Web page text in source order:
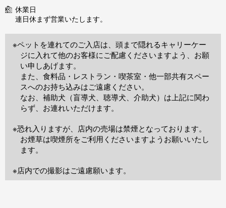
休業日
連日休まず営業いたします。
※ペットを連れてのご入店は、頭まで隠れるキャリーケー
ジに入れて他のお客様にご配慮くださいますよう、お願
い申しあげます。
また、食料品・レストラン・喫茶室・他一部共有スペー
スへのお持ち込みはご遠慮ください。
なお、補助犬（盲導犬、聴導犬、介助犬）は上記に関わ
らず、お連れいただけます。
※恐れ入りますが、店内の売場は禁煙となっております。
お煙草は喫煙所をご利用くださいますようお願いいたし
ます。
※店内での撮影はご遠慮願います。